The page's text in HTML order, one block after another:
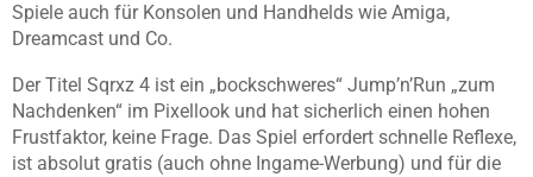
Spiele auch für Konsolen und Handhelds wie Amiga,
Dreamcast und Co.
Der Titel Sqrxz 4 ist ein „bockschweres“ Jump’n’Run „zum
Nachdenken“ im Pixellook und hat sicherlich einen hohen
Frustfaktor, keine Frage. Das Spiel erfordert schnelle Reflexe,
ist absolut gratis (auch ohne Ingame-Werbung) und für die